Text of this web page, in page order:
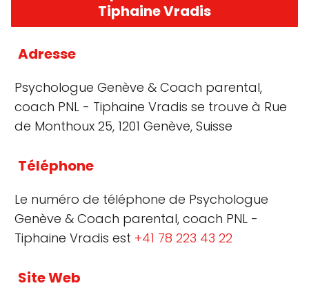
Tiphaine Vradis
Adresse
Psychologue Genève & Coach parental,
coach PNL - Tiphaine Vradis se trouve à Rue
de Monthoux 25, 1201 Genève, Suisse
Téléphone
Le numéro de téléphone de Psychologue
Genève & Coach parental, coach PNL -
Tiphaine Vradis est +41 78 223 43 22
Site Web